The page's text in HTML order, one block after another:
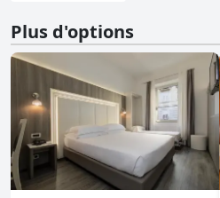
Plus d'options